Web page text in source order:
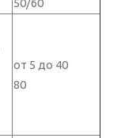
от 5 до 40
80